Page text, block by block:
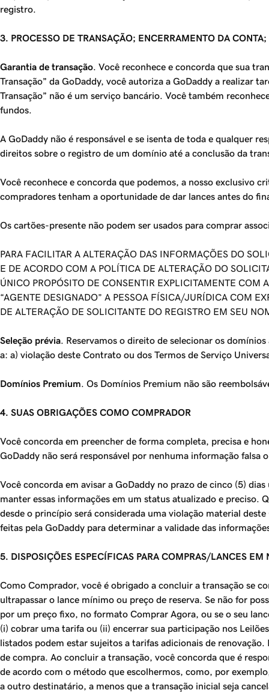
registro.
3. PROCESSO DE TRANSAÇÃO; ENCERRAMENTO DA
Garantia de transação . Você reconhece e concorda que sua
Transação” da GoDaddy, você autoriza a GoDaddy a realizar
Transação” não é um serviço bancário. Você também
fundos.
A GoDaddy não é responsável e se isenta de toda e qualquer
direitos sobre o registro de um domínio até a conclusão da
Você reconhece e concorda que podemos, a nosso exclusivo
compradores tenham a oportunidade de dar lances antes do
Os cartões-presente não podem ser usados para comprar
PARA FACILITAR A ALTERAÇÃO DAS INFORMAÇÕES DO
E DE ACORDO COM A POLÍTICA DE ALTERAÇÃO DO
ÚNICO PROPÓSITO DE CONSENTIR EXPLICITAMENTE COM
“AGENTE DESIGNADO” A PESSOA FÍSICA/JURÍDICA COM
DE ALTERAÇÃO DE SOLICITANTE DO REGISTRO EM SEU
Seleção prévia . Reservamos o direito de selecionar os
a: a) violação deste Contrato ou dos Termos de Serviço
Domínios Premium . Os Domínios Premium não são
4. SUAS OBRIGAÇÕES COMO COMPRADOR
Você concorda em preencher de forma completa, precisa e
GoDaddy não será responsável por nenhuma informação
Você concorda em avisar a GoDaddy no prazo de cinco (5)
manter essas informações em um status atualizado e preciso.
desde o princípio será considerada uma violação material
feitas pela GoDaddy para determinar a validade das
5. DISPOSIÇÕES ESPECÍFICAS PARA COMPRAS/LANCES
Como Comprador, você é obrigado a concluir a transação se
ultrapassar o lance mínimo ou preço de reserva. Se não for
por um preço fixo, no formato Comprar Agora, ou se o seu
(i) cobrar uma tarifa ou (ii) encerrar sua participação nos
listados podem estar sujeitos a tarifas adicionais de
de compra. Ao concluir a transação, você concorda que é
de acordo com o método que escolhermos, como, por
a outro destinatário, a menos que a transação inicial seja